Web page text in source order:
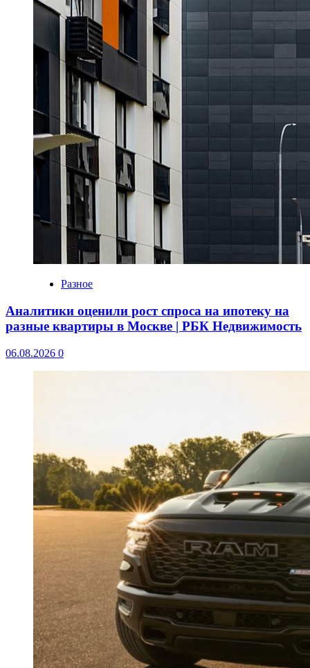
Разное
Аналитики оценили рост спроса на ипотеку на
разные квартиры в Москве | РБК Недвижимость
06.08.2026 0